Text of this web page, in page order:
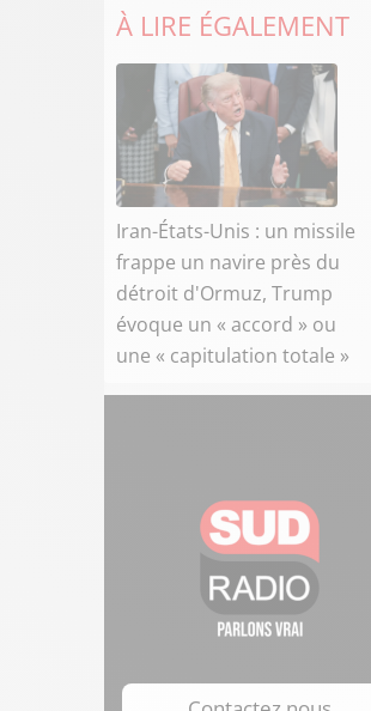
À LIRE ÉGALEMENT
Iran-États-Unis : un missile
frappe un navire près du
détroit d'Ormuz, Trump
évoque un « accord » ou
une « capitulation totale »